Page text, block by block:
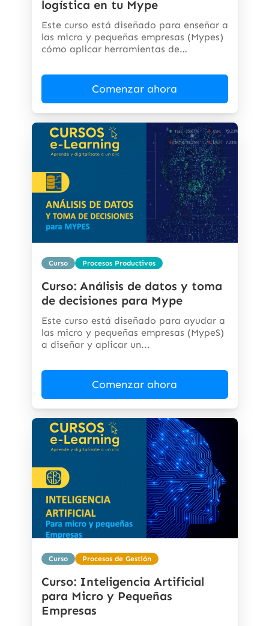
logística en tu Mype
Este curso está diseñado para enseñar a
las micro y pequeñas empresas (Mypes)
cómo aplicar herramientas de
Comenzar ahora
Curso Procesos Productivos
Curso: Análisis de datos y toma
de decisiones para Mype
Este curso está diseñado para ayudar a
las micro y pequeñas empresas (MypeS)
a diseñar y aplicar un...
Comenzar ahora
Curso Procesos de Gestión
Curso: Inteligencia Artificial
para Micro y Pequeñas
Empresas